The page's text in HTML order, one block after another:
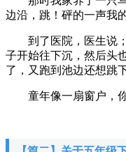
边沿，跳！砰的一声我
到了医院，医生说；“
子开始往下沉，然后头
了，又跑到池边还想跳
童年像一扇窗户，你